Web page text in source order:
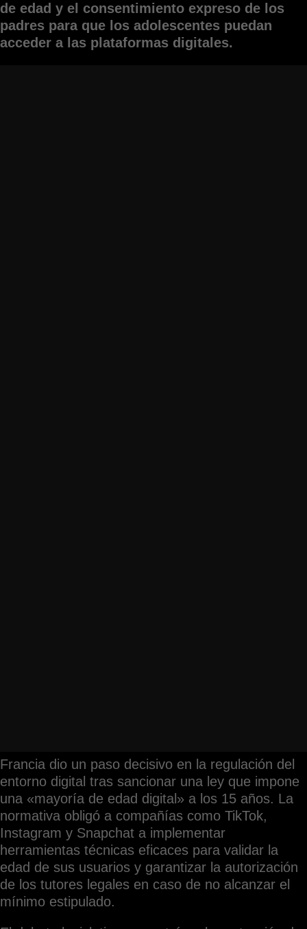
de edad y el consentimiento expreso de los
padres para que los adolescentes puedan
acceder a las plataformas digitales.
Francia dio un paso decisivo en la regulación del
entorno digital tras sancionar una ley que impone
una «mayoría de edad digital» a los 15 años. La
normativa obligó a compañías como TikTok,
Instagram y Snapchat a implementar
herramientas técnicas eficaces para validar la
edad de sus usuarios y garantizar la autorización
de los tutores legales en caso de no alcanzar el
mínimo estipulado.